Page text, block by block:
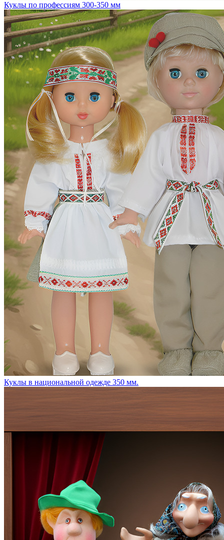
Куклы по профессиям 300-350 мм
Куклы в национальной одежде 350 мм.